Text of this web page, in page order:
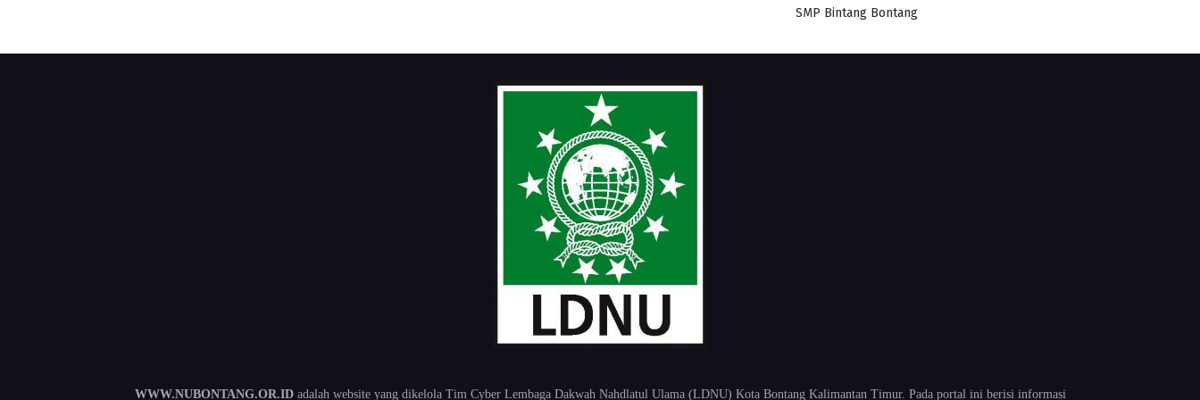
SMP Bintang Bontang
WWW.NUBONTANG.OR.IDadalah website yang dikelola Tim Cyber Lembaga Dakwah Nahdlatul Ulama (LDNU) Kota Bontang Kalimantan Timur. Pada portal ini berisi informasi